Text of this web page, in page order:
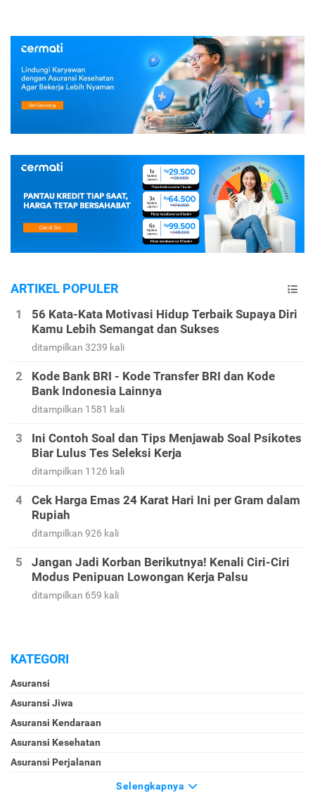
ARTIKEL POPULER
56 Kata-Kata Motivasi Hidup Terbaik Supaya Diri
Kamu Lebih Semangat dan Sukses
ditampilkan 3239 kali
Kode Bank BRI - Kode Transfer BRI dan Kode
Bank Indonesia Lainnya
ditampilkan 1581 kali
Ini Contoh Soal dan Tips Menjawab Soal Psikotes
Biar Lulus Tes Seleksi Kerja
ditampilkan 1126 kali
Cek Harga Emas 24 Karat Hari Ini per Gram dalam
Rupiah
ditampilkan 926 kali
Jangan Jadi Korban Berikutnya! Kenali Ciri-Ciri
Modus Penipuan Lowongan Kerja Palsu
ditampilkan 659 kali
KATEGORI
Asuransi
Asuransi Jiwa
Asuransi Kendaraan
Asuransi Kesehatan
Asuransi Perjalanan
Selengkapnya